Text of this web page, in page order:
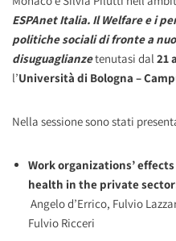
ESPAnet Italia. Il Welfare e i
politiche sociali di fronte a
disuguaglianzetenutasi dal 21
l’Università di Bologna –
Nella sessione sono stati
Work organizations’
health in the private
Angelo d’Errico, Fulvio
Fulvio Ricceri